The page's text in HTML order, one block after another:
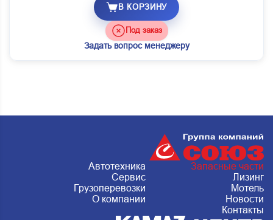
В КОРЗИНУ
Под заказ
Задать вопрос менеджеру
Автотехника
Запасные части
Сервис
Лизинг
Грузоперевозки
Мотель
О компании
Новости
Контакты